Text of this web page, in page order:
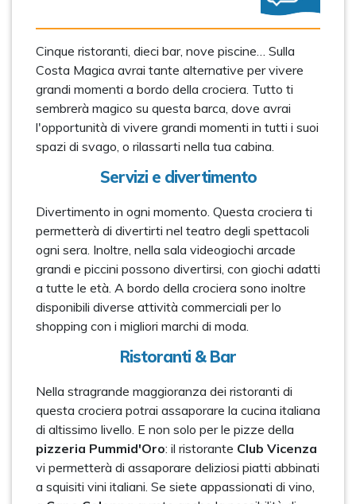
Cinque ristoranti, dieci bar, nove piscine… Sulla
Costa Magica avrai tante alternative per vivere
grandi momenti a bordo della crociera. Tutto ti
sembrerà magico su questa barca, dove avrai
l'opportunità di vivere grandi momenti in tutti i suoi
spazi di svago, o rilassarti nella tua cabina.
Servizi e divertimento
Divertimento in ogni momento. Questa crociera ti
permetterà di divertirti nel teatro degli spettacoli
ogni sera. Inoltre, nella sala videogiochi arcade
grandi e piccini possono divertirsi, con giochi adatti
a tutte le età. A bordo della crociera sono inoltre
disponibili diverse attività commerciali per lo
shopping con i migliori marchi di moda.
Ristoranti & Bar
Nella stragrande maggioranza dei ristoranti di
questa crociera potrai assaporare la cucina italiana
di altissimo livello. E non solo per le pizze della
pizzeria Pummid'Oro: il ristorante Club Vicenza
vi permetterà di assaporare deliziosi piatti abbinati
a squisiti vini italiani. Se siete appassionati di vino,